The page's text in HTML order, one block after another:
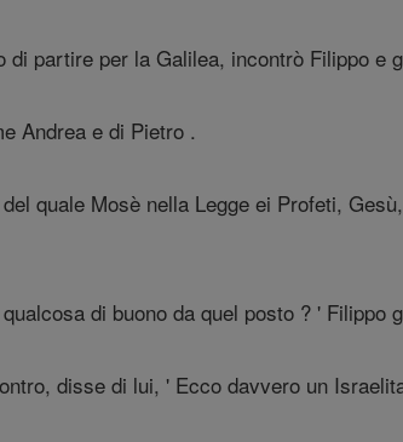
partire per la Galilea, incontrò Filippo e
Andrea e di Pietro .
quale Mosè nella Legge ei Profeti,
di buono da quel posto ? ' Filippo
disse di lui, ' Ecco davvero un